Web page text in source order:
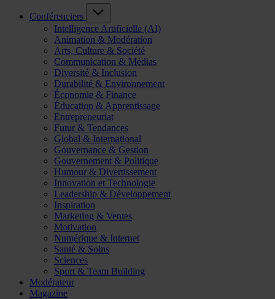
Conférenciers
Intelligence Artificielle (AI)
Animation & Modération
Arts, Culture & Société
Communication & Médias
Diversité & Inclusion
Durabilité & Environnement
Économie & Finance
Éducation & Apprentissage
Entrepreneuriat
Futur & Tendances
Global & International
Gouvernance & Gestion
Gouvernement & Politique
Humour & Divertissement
Innovation et Technologie
Leadership & Développement
Inspiration
Marketing & Ventes
Motivation
Numérique & Internet
Santé & Soins
Sciences
Sport & Team Building
Modérateur
Magazine